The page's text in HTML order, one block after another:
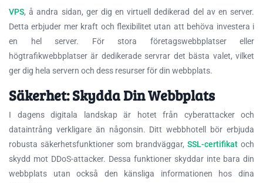
VPS, å andra sidan, ger dig en virtuell dedikerad del av en server.
Detta erbjuder mer kraft och flexibilitet utan att behöva investera i
en hel server. För stora företagswebbplatser eller
högtrafikwebbplatser är dedikerade servrar det bästa valet, vilket
ger dig hela servern och dess resurser för din webbplats.
Säkerhet: Skydda Din Webbplats
I dagens digitala landskap är hotet från cyberattacker och
dataintrång verkligare än någonsin. Ditt webbhotell bör erbjuda
robusta säkerhetsfunktioner som brandväggar, SSL-certifikat och
skydd mot DDoS-attacker. Dessa funktioner skyddar inte bara din
webbplats utan också den känsliga informationen hos dina